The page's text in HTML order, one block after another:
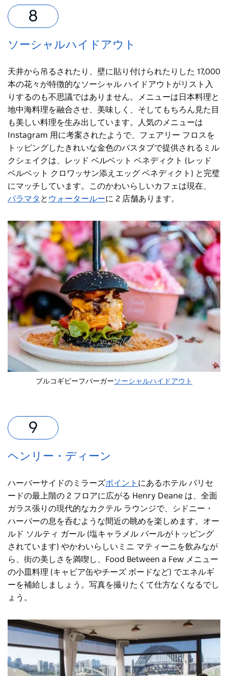
ソーシャルハイドアウト
天井から吊るされたり、壁に貼り付けられたりした 17,000
本の花々が特徴的なソーシャル ハイドアウトがリスト入
りするのも不思議ではありません。メニューは日本料理と
地中海料理を融合させ、美味しく、そしてもちろん見た目
も美しい料理を生み出しています。人気のメニューは
Instagram 用に考案されたようで、フェアリー フロスを
トッピングしたきれいな金色のバスタブで提供されるミル
クシェイクは、レッド ベルベット ベネディクト (レッド
ベルベット クロワッサン添えエッグ ベネディクト) と完璧
にマッチしています。このかわいらしいカフェは現在、
パラマタ と ウォータールーに 2 店舗あります。
プルコギビーフバーガー ソーシャルハイドアウト
ヘンリー・ディーン
ハーバーサイドのミラーズポイント にあるホテル パリセ
ードの最上階の 2 フロアに広がる Henry Deane は、全面
ガラス張りの現代的なカクテル ラウンジで、シドニー・
ハーバーの息を呑むような間近の眺めを楽しめます。オー
ルド ソルティ ガール (塩キャラメル パールがトッピング
されています) やかわいらしいミニ マティーニを飲みなが
ら、街の美しさを満喫し、Food Between a Few メニュー
の小皿料理 (キャビア缶やチーズ ボードなど) でエネルギ
ーを補給しましょう。写真を撮りたくて仕方なくなるでし
ょう。